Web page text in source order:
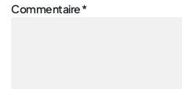
Commentaire*